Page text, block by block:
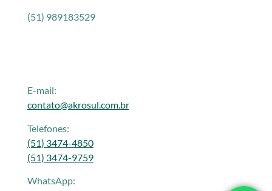
(51) 989183529
E-mail:
contato@akrosul.com.br
Telefones:
(51) 3474-4850
(51) 3474-9759
WhatsApp: